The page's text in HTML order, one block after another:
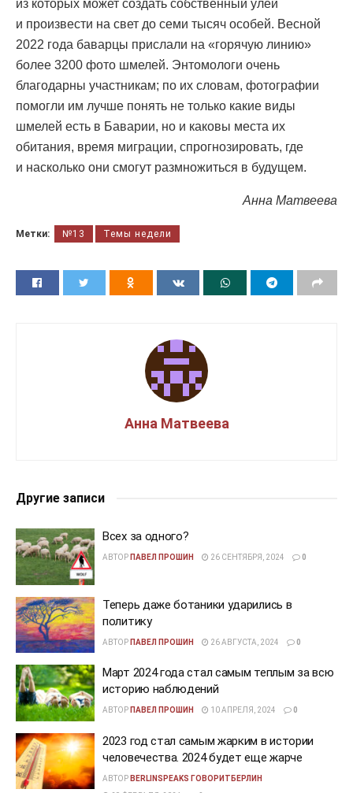
из которых может создать собственный улей
и произвести на свет до семи тысяч особей. Весной
2022 года баварцы прислали на «горячую линию»
более 3200 фото шмелей. Энтомологи очень
благодарны участникам; по их словам, фотографии
помогли им лучше понять не только какие виды
шмелей есть в Баварии, но и каковы места их
обитания, время миграции, спрогнозировать, где
и насколько они смогут размножиться в будущем.
Анна Матвеева
Метки: №13 Темы недели
Анна Матвеева
Другие записи
Всех за одного?
АВТОР ПАВЕЛ ПРОШИН 26 СЕНТЯБРЯ, 2024 0
Теперь даже ботаники ударились в
политику
АВТОР ПАВЕЛ ПРОШИН 26 АВГУСТА, 2024 0
Март 2024 года стал самым теплым за всю
историю наблюдений
АВТОР ПАВЕЛ ПРОШИН 10 АПРЕЛЯ, 2024 0
2023 год стал самым жарким в истории
человечества. 2024 будет еще жарче
АВТОР BERLINSPEAKS ГОВОРИТБЕРЛИН